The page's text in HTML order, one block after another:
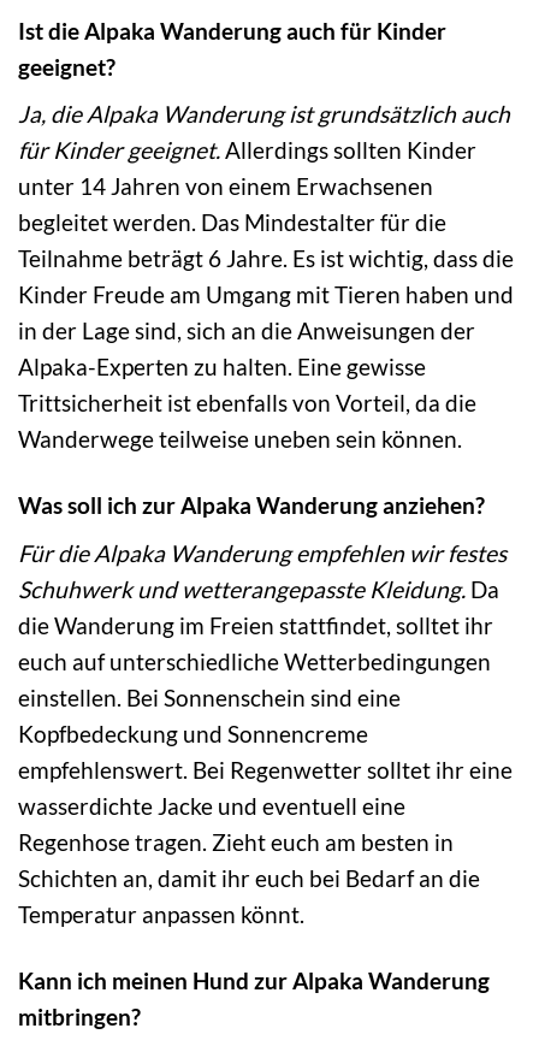
Ist die Alpaka Wanderung auch für Kinder
geeignet?
Ja, die Alpaka Wanderung ist grundsätzlich auch
für Kinder geeignet.Allerdings sollten Kinder
unter 14 Jahren von einem Erwachsenen
begleitet werden. Das Mindestalter für die
Teilnahme beträgt 6 Jahre. Es ist wichtig, dass die
Kinder Freude am Umgang mit Tieren haben und
in der Lage sind, sich an die Anweisungen der
Alpaka-Experten zu halten. Eine gewisse
Trittsicherheit ist ebenfalls von Vorteil, da die
Wanderwege teilweise uneben sein können.
Was soll ich zur Alpaka Wanderung anziehen?
Für die Alpaka Wanderung empfehlen wir festes
Schuhwerk und wetterangepasste Kleidung. Da
die Wanderung im Freien stattfindet, solltet ihr
euch auf unterschiedliche Wetterbedingungen
einstellen. Bei Sonnenschein sind eine
Kopfbedeckung und Sonnencreme
empfehlenswert. Bei Regenwetter solltet ihr eine
wasserdichte Jacke und eventuell eine
Regenhose tragen. Zieht euch am besten in
Schichten an, damit ihr euch bei Bedarf an die
Temperatur anpassen könnt.
Kann ich meinen Hund zur Alpaka Wanderung
mitbringen?